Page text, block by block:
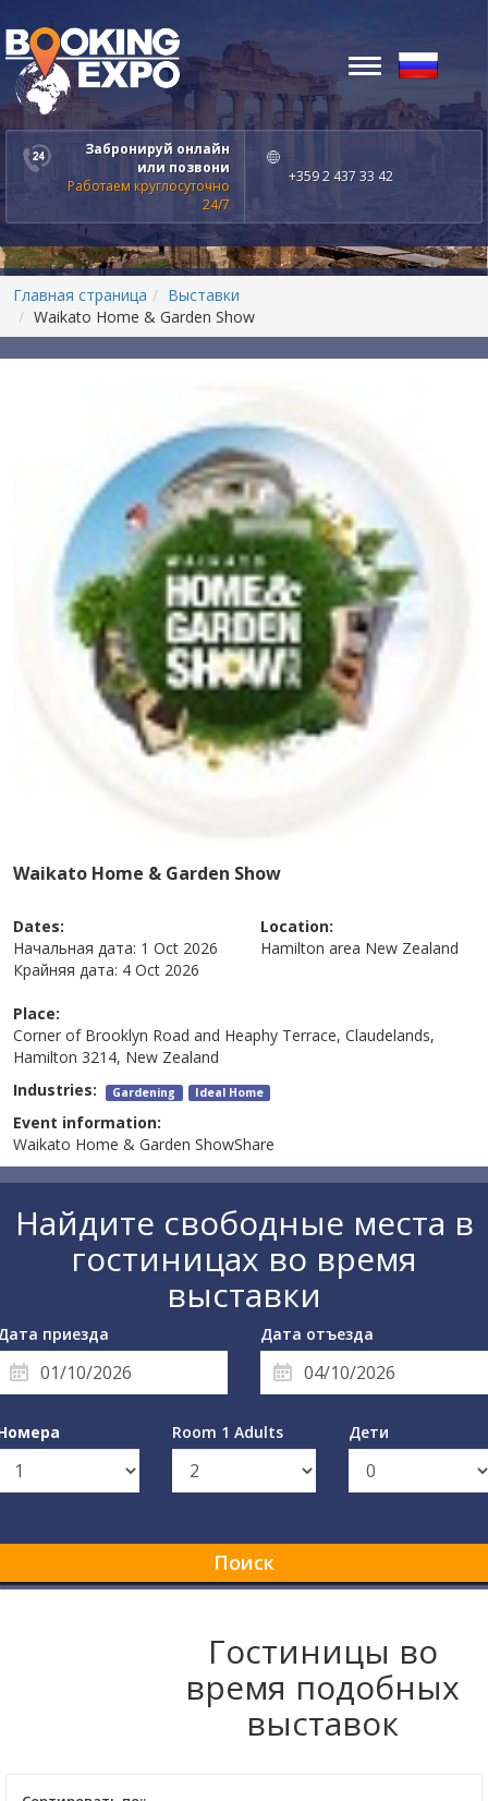
Забронируй онлайн
или позвони
Работаем круглосуточно
24/7
+359 2 437 33 42
Toggle
Главная страница
Выставки
Waikato Home & Garden Show
Waikato Home & Garden Show
Dates:
Начальная дата: 1 Oct 2026
Крайняя дата: 4 Oct 2026
Location:
Hamilton area New Zealand
Place:
Corner of Brooklyn Road and Heaphy Terrace, Claudelands,
Hamilton 3214, New Zealand
Industries: Gardening Ideal Home
Event information:
Waikato Home & Garden ShowShare
Найдите свободные места в
гостиницах во время
выставки
приезда Дата отъезда
Room 1 Adults Дети
Поиск
Гостиницы во
время подобных
выставок